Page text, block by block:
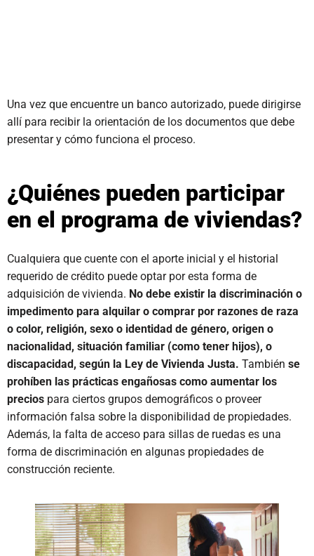
Una vez que encuentre un banco autorizado, puede dirigirse
allí para recibir la orientación de los documentos que debe
presentar y cómo funciona el proceso.
¿Quiénes pueden participar
en el programa de viviendas?
Cualquiera que cuente con el aporte inicial y el historial
requerido de crédito puede optar por esta forma de
adquisición de vivienda. No debe existir la discriminación o
impedimento para alquilar o comprar por razones de raza
o color, religión, sexo o identidad de género, origen o
nacionalidad, situación familiar (como tener hijos), o
discapacidad, según la Ley de Vivienda Justa. También se
prohíben las prácticas engañosas como aumentar los
precios para ciertos grupos demográficos o proveer
información falsa sobre la disponibilidad de propiedades.
Además, la falta de acceso para sillas de ruedas es una
forma de discriminación en algunas propiedades de
construcción reciente.